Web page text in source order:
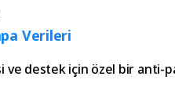
Verileri
ve destek için özel bir anti-